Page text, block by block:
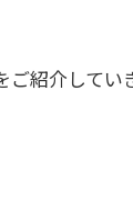
紹介してい